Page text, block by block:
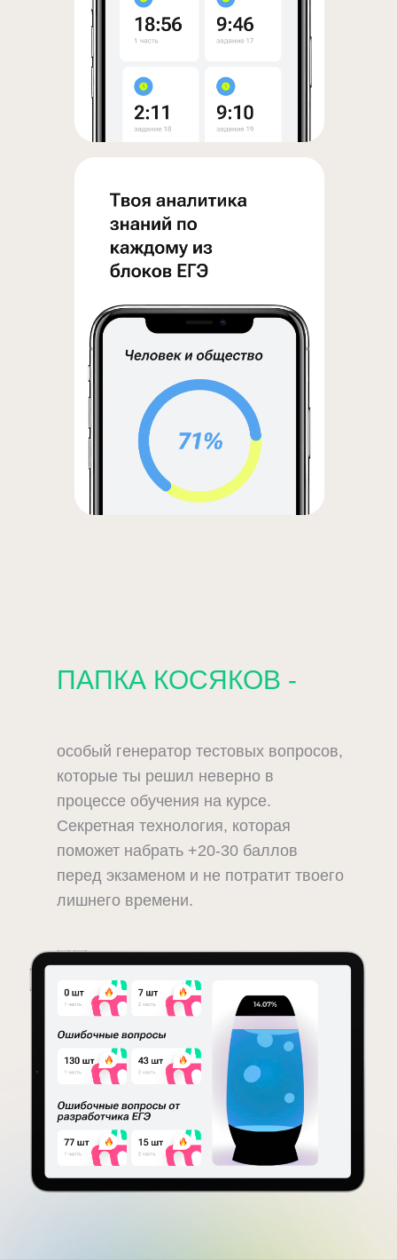
ПАПКА КОСЯКОВ -
особый генератор тестовых вопросов,
которые ты решил неверно в
процессе обучения на курсе.
Секретная технология, которая
поможет набрать +20-30 баллов
перед экзаменом и не потратит твоего
лишнего времени.